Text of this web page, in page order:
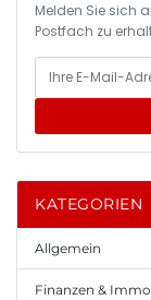
Melden Sie sich
Postfach zu
KATEGORIEN
Allgemein
Finanzen &